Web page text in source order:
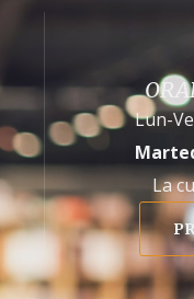
Lun-
La